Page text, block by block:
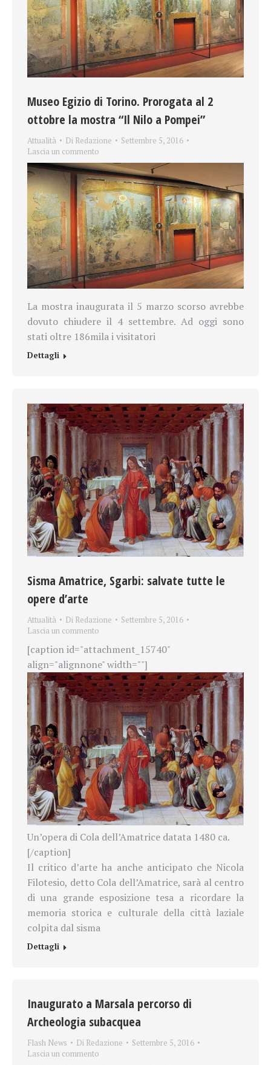
Museo Egizio di Torino. Prorogata al 2
ottobre la mostra “Il Nilo a Pompei”
Attualità Di Redazione
Settembre 5, 2016
Lascia un commento
La mostra inaugurata il 5 marzo scorso avrebbe
dovuto chiudere il 4 settembre. Ad oggi sono
stati oltre 186mila i visitatori
Dettagli
Sisma Amatrice, Sgarbi: salvate tutte le
opere d’arte
Attualità Di Redazione
Settembre 5, 2016
Lascia un commento
[caption id="attachment_15740"
align="alignnone" width=""]
Un’opera di Cola dell’Amatrice datata 1480 ca.
[/caption]
Il critico d’arte ha anche anticipato che Nicola
Filotesio, detto Cola dell’Amatrice, sarà al centro
di una grande esposizione tesa a ricordare la
memoria storica e culturale della città laziale
colpita dal sisma
Dettagli
Inaugurato a Marsala percorso di
Archeologia subacquea
Flash News Di Redazione
Settembre 5, 2016
Lascia un commento